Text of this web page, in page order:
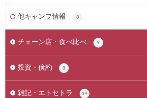
他キャンプ情報 8
チェーン店・食べ比べ 9
投資・倹約 8
雑記・エトセトラ 14